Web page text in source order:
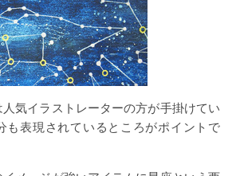
気イラストレーターの方が手掛けてい
も表現されているところがポイントで